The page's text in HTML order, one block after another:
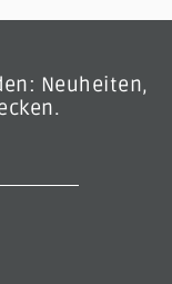
Neuheiten,